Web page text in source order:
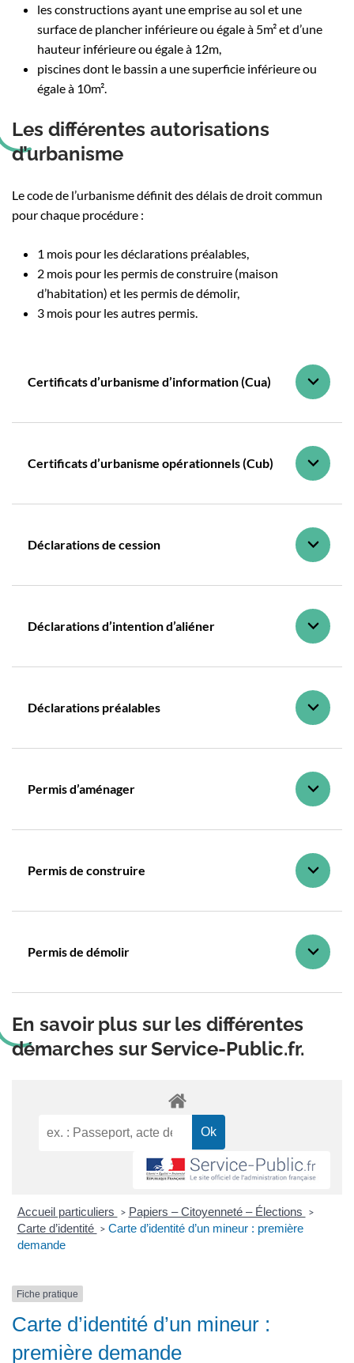
les constructions ayant une emprise au sol et une
surface de plancher inférieure ou égale à 5m² et d’une
hauteur inférieure ou égale à 12m,
piscines dont le bassin a une superficie inférieure ou
égale à 10m².
Les différentes autorisations
d’urbanisme
Le code de l’urbanisme définit des délais de droit commun
pour chaque procédure :
1 mois pour les déclarations préalables,
2 mois pour les permis de construire (maison
d’habitation) et les permis de démolir,
3 mois pour les autres permis.
Certificats d’urbanisme d’information (Cua)
Certificats d’urbanisme opérationnels (Cub)
Déclarations de cession
Déclarations d’intention d’aliéner
Déclarations préalables
Permis d’aménager
Permis de construire
Permis de démolir
En savoir plus sur les différentes
démarches sur Service-Public.fr.
Accueil particuliers > Papiers – Citoyenneté – Élections >
Carte d’identité > Carte d’identité d’un mineur : première
demande
Fiche pratique
Carte d’identité d’un mineur :
première demande